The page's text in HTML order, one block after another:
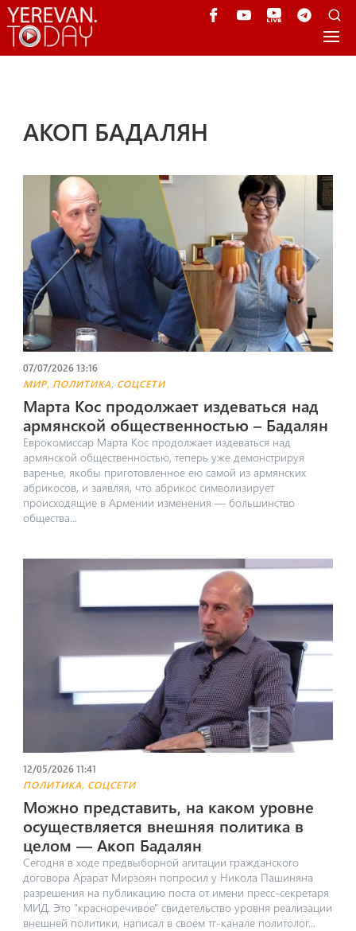
АКОП БАДАЛЯН
07/07/2026 13:16
МИР, ПОЛИТИКА, СОЦСЕТИ
Марта Кос продолжает издеваться над
армянской общественностью – Бадалян
​Еврокомиссар Марта Кос продолжает издеваться над
армянской общественностью, теперь уже демонстрируя
варенье, якобы приготовленное ею самой из армянских
абрикосов, и заявляя, что абрикос символизирует
происходящие в Армении изменения — большинство
общества...
12/05/2026 11:41
ПОЛИТИКА, СОЦСЕТИ
Можно представить, на каком уровне
осуществляется внешняя политика в
целом — Акоп Бадалян
Сегодня в ходе предвыборной агитации гражданского
договора Арарат Мирзоян попросил у Никола Пашиняна
разрешения на публикацию поста от имени пресс-секретаря
МИД. Это "красноречивое" свидетельство уровня реализации
внешней политики, написал в своем тг-канале политолог...